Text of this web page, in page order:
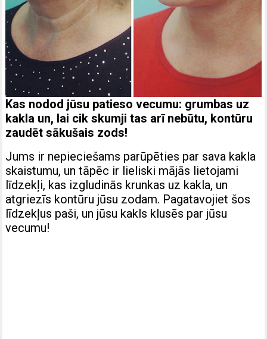
Kas nodod jūsu patieso vecumu: grumbas uz
kakla un, lai cik skumji tas arī nebūtu, kontūru
zaudēt sākušais zods!
Jums ir nepieciešams parūpēties par sava kakla
skaistumu, un tāpēc ir lieliski mājās lietojami
līdzekļi, kas izgludinās krunkas uz kakla, un
atgriezīs kontūru jūsu zodam. Pagatavojiet šos
līdzekļus paši, un jūsu kakls klusēs par jūsu
vecumu!